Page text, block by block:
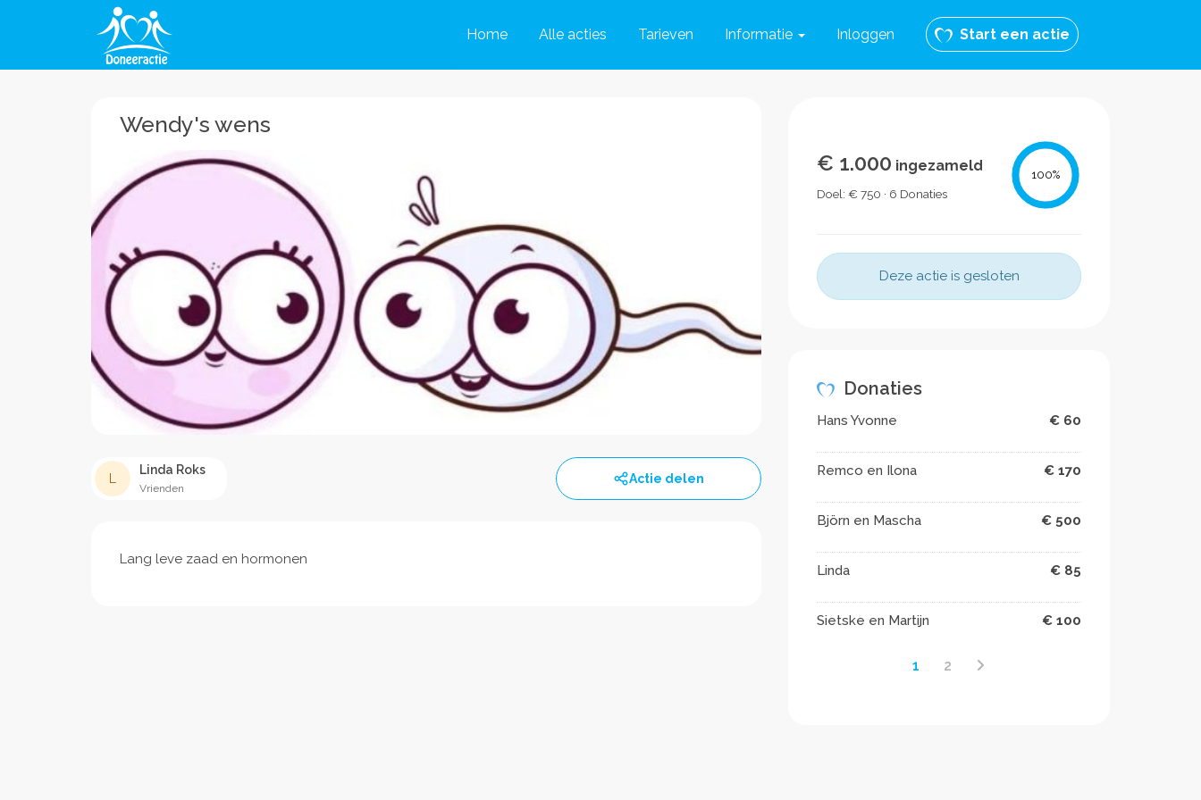
Home Alle acties Tarieven Informatie Inloggen Start een actie
Wendy's wens
L
Linda Roks
Vrienden
Actie delen
Lang leve zaad en hormonen
€ 1.000 ingezameld
Doel: € 750 · 6 Donaties
100%
Deze actie is gesloten
Donaties
Hans Yvonne € 60
Remco en Ilona € 170
Björn en Mascha € 500
Linda € 85
Sietske en Martijn € 100
1 2